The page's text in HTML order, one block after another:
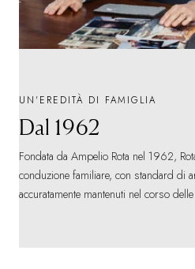
UN'EREDITÀ DI FAMIGLIA
Dal 1962
Fondata da Ampelio Rota nel 1962,
conduzione familiare, con standard di
accuratamente mantenuti nel corso